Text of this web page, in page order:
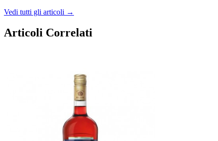
Vedi tutti gli articoli →
Articoli Correlati